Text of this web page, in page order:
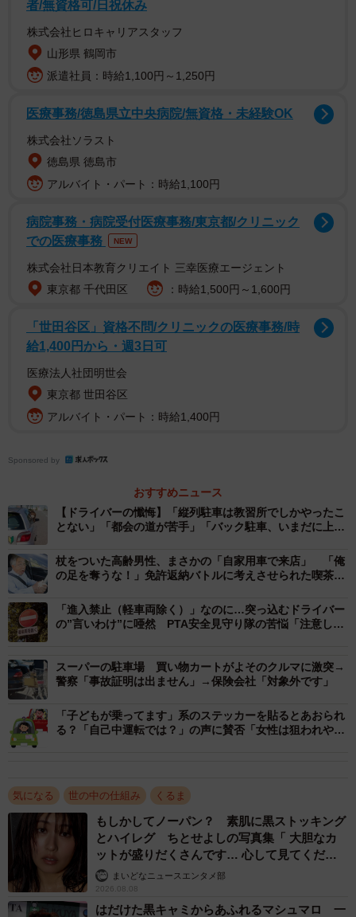
コメントを見る限り、みなさんの「運転しない」という
す。ありがとうございます。
デレク宮内さんは、免許はとったけれど運転していない
ことについて「恥ずかしながら」としながら、「運転が下
で防いでるから」もっと褒められてもいい人なのではない
かと思ったそうです。
ちなみに、どの程度運転しないほうがいいのかという
と…。
「運転のセンスがなくて教官に怒られっぱなしだった
なと確信したので。入学金がもったいないので運転免許は
なんとか取得しましたが、免許を取得しても運転するつも
りのない講習は『これ終わったらもう運転しなくていい』
がモチベーションでした」とのことでした。
ちなみに運転免許の申請取消（自主返納）件数は、令和
元年の約６０万人から令和５年（約３８万人）までは減少
傾向でしたが、令和６年は約４３万人と増加しています。
自主返納者は、令和６年は７５歳未満が約３８％でした。
（警察庁「自主返納件数等の推移等」より）
◾️デレク宮内のＸ
◾️警察庁「運転免許証の自主返納について」
https://www.npa.go.jp/policies/application/license_renewal/j
ishuhennou.html
者/無資格可/日祝休み
株式会社ヒロキャリアスタッフ
山形県 鶴岡市
派遣社員：時給1,100円～1,250円
医療事務/徳島県立中央病院/無資格・未経験OK
株式会社ソラスト
徳島県 徳島市
アルバイト・パート：時給1,100円
病院事務・病院受付医療事務/東京都/クリニック
での医療事務
NEW
株式会社日本教育クリエイト 三幸医療エージェント
東京都 千代田区
：時給1,500円～1,600円
「世田谷区」資格不問/クリニックの医療事務/時
給1,400円から・週3日可
医療法人社団明世会
東京都 世田谷区
アルバイト・パート：時給1,400円
Sponsored by
おすすめニュース
【ドライバーの懺悔】「縦列駐車は教習所でしかやったこ
とない」「都会の道が苦手」「バック駐車、いまだに上達
杖をついた高齢男性、まさかの「自家用車で来店」 「俺
の足を奪うな！」免許返納バトルに考えさせられた喫茶店
「進入禁止（軽車両除く）」なのに…突っ込むドライバー
の”言いわけ”に唖然 PTA安全見守り隊の苦悩「注意して
スーパーの駐車場 買い物カートがよそのクルマに激突→
警察「事故証明は出ません」→保険会社「対象外です」
「子どもが乗ってます」系のステッカーを貼るとあおられ
る？「自己中運転では？」の声に賛否「女性は狙われやす
気になる 世の中の仕組み くるま
もしかしてノーパン？ 素肌に黒ストッキング
とハイレグ ちとせよしの写真集「 大胆なカ
ットが盛りだくさんです… 心して見てくださ
い」まいどなニュースエンタメ部
2026.08.08
はだけた黒キャミからあふれるマシュマロ 一